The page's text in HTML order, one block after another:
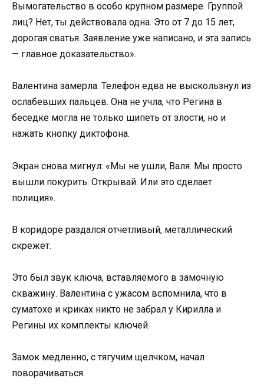
Вымогательство в особо крупном размере. Группой
лиц? Нет, ты действовала одна. Это от 7 до 15 лет,
дорогая сватья. Заявление уже написано, и эта запись
— главное доказательство».
Валентина замерла. Телефон едва не выскользнул из
ослабевших пальцев. Она не учла, что Регина в
беседке могла не только шипеть от злости, но и
нажать кнопку диктофона.
Экран снова мигнул: «Мы не ушли, Валя. Мы просто
вышли покурить. Открывай. Или это сделает
полиция».
В коридоре раздался отчетливый, металлический
скрежет.
Это был звук ключа, вставляемого в замочную
скважину. Валентина с ужасом вспомнила, что в
суматохе и криках никто не забрал у Кирилла и
Регины их комплекты ключей.
Замок медленно, с тягучим щелчком, начал
поворачиваться.